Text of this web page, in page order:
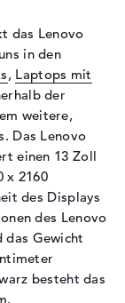
glänzend,
das Lenovo
in den
, Laptops mit
der
weitere,
Das Lenovo
einen 13 Zoll
x 2160
des Displays
des Lenovo
das Gewicht
besteht das